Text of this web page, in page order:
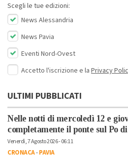
Scegli le tue edizioni:
News Alessandria
News Pavia
Eventi Nord-Ovest
Accetto l'iscrizione e la Privacy
ULTIMI PUBBLICATI
Nelle notti di mercoledì 12 e
completamente il ponte sul Po
Venerdì, 7 Agosto 2026 - 06:11
CRONACA-PAVIA